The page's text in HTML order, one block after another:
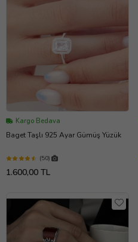
Kargo Bedava
Baget Taşlı 925 Ayar Gümüş Yüzük
(50)
1.600,00 TL